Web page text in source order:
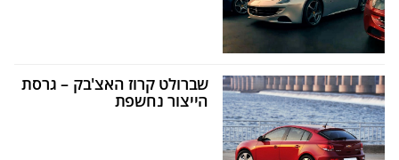
שברולט קרוז האצ'בק – גרסת
הייצור נחשפת